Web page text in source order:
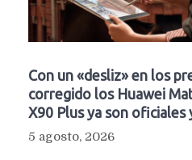
Con un «desliz» en los
corregido los Huawei
X90 Plus ya son oficiales
5 agosto, 2026